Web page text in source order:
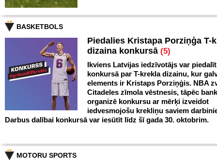
BASKETBOLS
Piedalies Kristapa Porziņģa T-
dizaina konkursā (5)
Ikviens Latvijas iedzīvotājs var
konkursā par T-krekla dizainu, kur
elements ir Kristaps Porziņģis. NBA
Citadeles zīmola vēstnesis, tāpēc
organizē konkursu ar mērķi izveidot
iedvesmojošu krekliņu saviem
Darbus dalībai konkursā var iesūtīt līdz šī gada 30. oktobrim.
MOTORU SPORTS